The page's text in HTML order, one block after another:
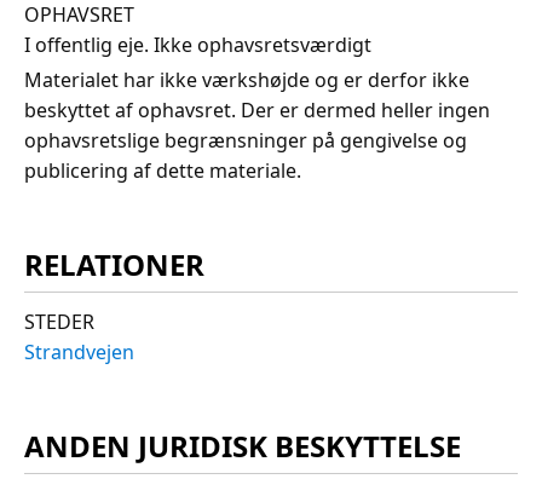
OPHAVSRET
I offentlig eje. Ikke ophavsretsværdigt
Materialet har ikke værkshøjde og er derfor ikke
beskyttet af ophavsret. Der er dermed heller ingen
ophavsretslige begrænsninger på gengivelse og
publicering af dette materiale.
RELATIONER
STEDER
Strandvejen
ANDEN JURIDISK BESKYTTELSE